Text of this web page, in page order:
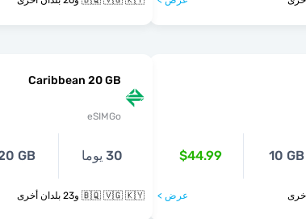
10 GB
$44.99
عرض >
Caribbean 20 GB
eSIMGo
30 يوما GB
🇧🇶 🇻🇬 🇰🇾 و23 بلدان أخرى